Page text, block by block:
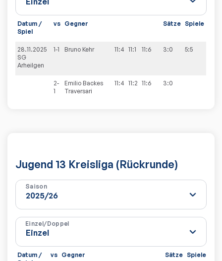
Datum /
Spiel
vs Gegner Sätze Spiele
28.11.2025
SG
Arheilgen
1-1 Bruno Kehr 11:4 11:1 11:6 3:0 5:5
2-
1
Emilio Backes
Traversari
11:4 11:2 11:6 3:0
Jugend 13 Kreisliga (Rückrunde)
Saison
Einzel/Doppel
Datum /
vs Gegner Sätze Spiele